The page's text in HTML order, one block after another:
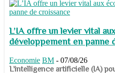
L’IA offre un levier vital
développement en panne
Economie BM - 07/08/26
​​​​​​​L’intelligence artificielle (IA)